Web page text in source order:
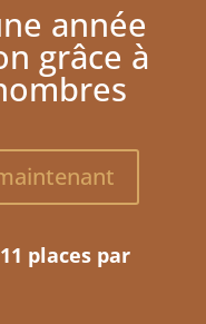
année
grâce à
places par